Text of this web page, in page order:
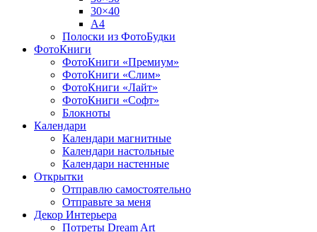
30×40
A4
Полоски из ФотоБудки
ФотоКниги
ФотоКниги «Премиум»
ФотоКниги «Слим»
ФотоКниги «Лайт»
ФотоКниги «Софт»
Блокноты
Календари
Календари магнитные
Календари настольные
Календари настенные
Открытки
Отправлю самостоятельно
Отправьте за меня
Декор Интерьера
Потреты Dream Art